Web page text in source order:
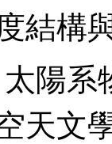
結構
陽系
天文